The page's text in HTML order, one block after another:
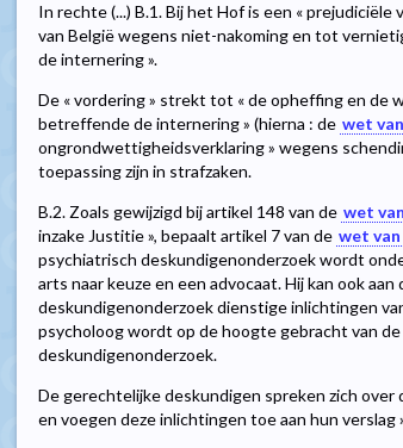
In rechte (...) B.1. Bij het Hof is een «
van België wegens niet-nakoming en tot
de internering ».
De « vordering » strekt tot « de opheffing en de
betreffende de internering » (hierna : de wet
ongrondwettigheidsverklaring » wegens
toepassing zijn in strafzaken.
B.2. Zoals gewijzigd bij artikel 148 van de wet
inzake Justitie », bepaalt artikel 7 van de wet van
psychiatrisch deskundigenonderzoek wordt
arts naar keuze en een advocaat. Hij kan ook
deskundigenonderzoek dienstige inlichtingen
psycholoog wordt op de hoogte gebracht van
deskundigenonderzoek.
De gerechtelijke deskundigen spreken zich
en voegen deze inlichtingen toe aan hun verslag